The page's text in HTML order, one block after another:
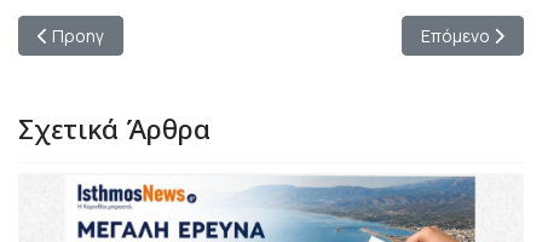
Προηγούμενο άρθρο: Παρουσία του Υπουργού Εσωτερικών Θ.
Προηγ Επόμενο
Επόμενο
Σχετικά Άρθρα